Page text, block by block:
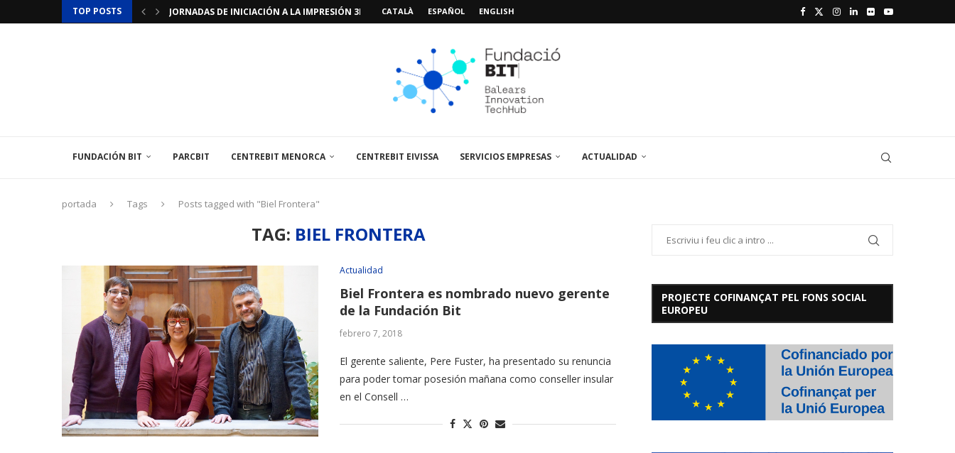
TOP POSTS
JORNADAS DE INICIACIÓN A LA IMPRESIÓN 3D PARA...CATALÀ ESPAÑOL ENGLISH
FUNDACIÓN BIT PARCBIT CENTREBIT MENORCA CENTREBIT EIVISSA SERVICIOS EMPRESAS ACTUALIDAD
portada Tags Posts tagged with "Biel Frontera"
TAG: BIEL FRONTERA
Actualidad
Biel Frontera es nombrado nuevo gerente
de la Fundación Bit
febrero 7, 2018
El gerente saliente, Pere Fuster, ha presentado su renuncia
para poder tomar posesión mañana como conseller insular
en el Consell …
PROJECTE COFINANÇAT PEL FONS SOCIAL
EUROPEU